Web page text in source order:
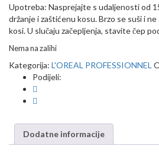
Upotreba: Nasprejajte s udaljenosti od
držanje i zaštićenu kosu. Brzo se suši i
kosi. U slučaju začepljenja, stavite čep
Nema na zalihi
Kategorija: L'OREAL PROFESSIONNEL
Podijeli:
Dodatne informacije